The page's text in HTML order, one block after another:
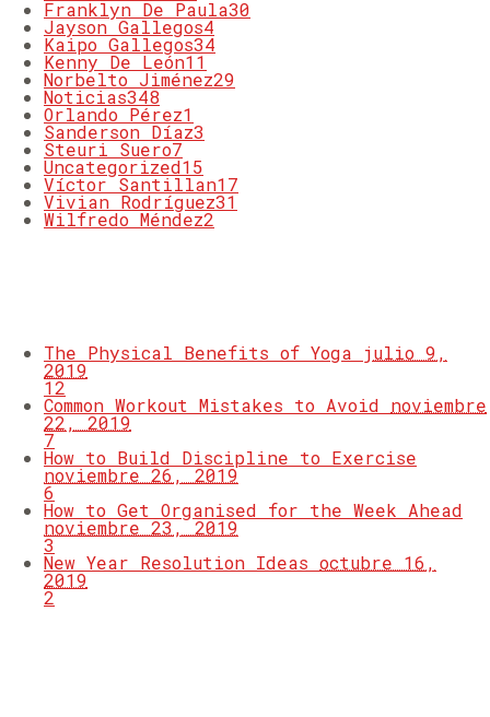
Franklyn De Paula30
Jayson Gallegos4
Kaipo Gallegos34
Kenny De León11
Norbelto Jiménez29
Noticias348
Orlando Pérez1
Sanderson Díaz3
Steuri Suero7
Uncategorized15
Víctor Santillan17
Vivian Rodríguez31
Wilfredo Méndez2
The Physical Benefits of Yoga julio 9,
2019
12
Common Workout Mistakes to Avoid noviembre
22, 2019
7
How to Build Discipline to Exercise
noviembre 26, 2019
6
How to Get Organised for the Week Ahead
noviembre 23, 2019
3
New Year Resolution Ideas octubre 16,
2019
2